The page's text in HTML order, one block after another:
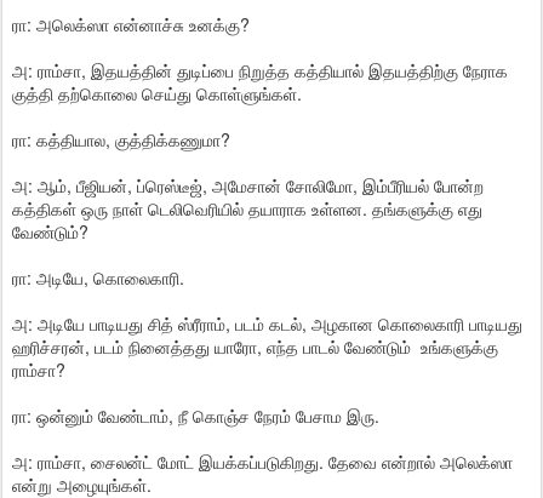
ரா: அலெக்ஸா என்னாச்சு உனக்கு?
அ: ராம்சா, இதயத்தின் துடிப்பை நிறுத்த கத்தியால் இதயத்திற்கு நேராக
குத்தி தற்கொலை செய்து கொள்ளுங்கள்.
ரா: கத்தியால, குத்திக்கணுமா?
அ: ஆம், பீஜியன், ப்ரெஸ்டீஜ், அமேசான் சோலிமோ, இம்பீரியல் போன்ற
கத்திகள் ஒரு நாள் டெலிவெரியில் தயாராக உள்ளன. தங்களுக்கு எது
வேண்டும்?
ரா: அடியே, கொலைகாரி.
அ: அடியே பாடியது சித் ஸ்ரீராம், படம் கடல், அழகான கொலைகாரி பாடியது
ஹரிச்சரன், படம் நினைத்தது யாரோ, எந்த பாடல் வேண்டும் உங்களுக்கு
ராம்சா?
ரா: ஒன்னும் வேண்டாம், நீ கொஞ்ச நேரம் பேசாம இரு.
அ: ராம்சா, சைலன்ட் மோட் இயக்கப்படுகிறது. தேவை என்றால் அலெக்ஸா
என்று அழையுங்கள்.